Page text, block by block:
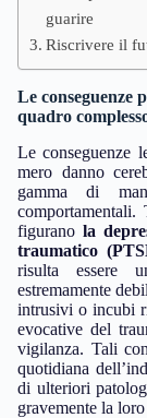
guarire
Riscrivere il
Le conseguenze
quadro
Le conseguenze
mero danno
gamma di
figuranola
traumatico
risulta essere
estremamente
intrusivi o incubi
evocative del
vigilanza. Tali
quotidiana
di ulteriori
gravemente la